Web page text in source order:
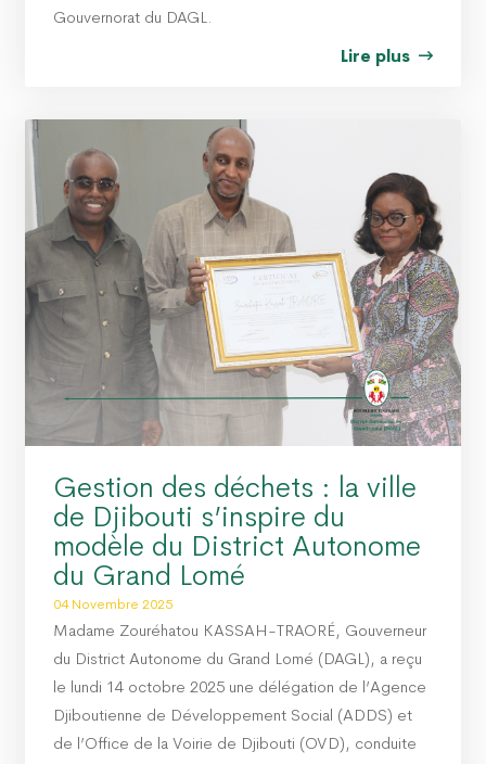
Gouvernorat du DAGL.
Lire plus
Gestion des déchets : la ville
de Djibouti s’inspire du
modèle du District Autonome
du Grand Lomé
04 Novembre 2025
Madame Zouréhatou KASSAH-TRAORÉ, Gouverneur
du District Autonome du Grand Lomé (DAGL), a reçu
le lundi 14 octobre 2025 une délégation de l’Agence
Djiboutienne de Développement Social (ADDS) et
de l’Office de la Voirie de Djibouti (OVD), conduite